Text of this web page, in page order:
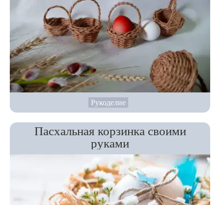
Рукоделие
Пасхальная корзинка своими
руками